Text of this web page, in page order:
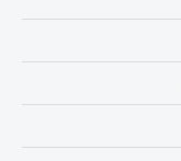
Потомки (1):